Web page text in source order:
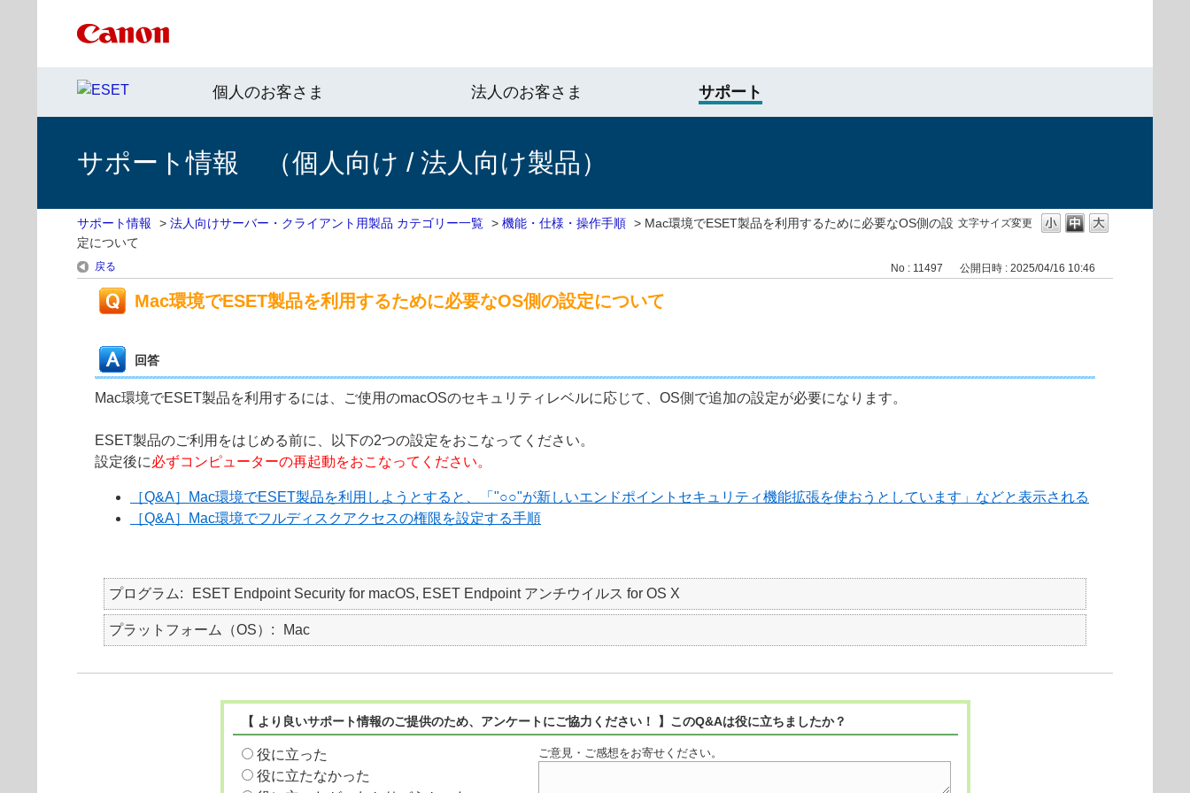
個人のお客さま 法人のお客さま サポート
サポート情報 （個人向け / 法人向け製品）
文字サイズ変更
サポート情報 > 法人向けサーバー・クライアント用製品 カテゴリー一覧 > 機能・仕様・操作手順 > Mac環境でESET製品を利用するために必要なOS側の設
定について
戻る No : 11497 公開日時 : 2025/04/16 10:46
Mac環境でESET製品を利用するために必要なOS側の設定について
回答
Mac環境でESET製品を利用するには、ご使用のmacOSのセキュリティレベルに応じて、OS側で追加の設定が必要になります。
ESET製品のご利用をはじめる前に、以下の2つの設定をおこなってください。
設定後に必ずコンピューターの再起動をおこなってください。
［Q&A］Mac環境でESET製品を利用しようとすると、「"○○"が新しいエンドポイントセキュリティ機能拡張を使おうとしています」などと表示される
［Q&A］Mac環境でフルディスクアクセスの権限を設定する手順
プログラム ESET Endpoint Security for macOS, ESET Endpoint アンチウイルス for OS X
プラットフォーム（OS） Mac
【 より良いサポート情報のご提供のため、アンケートにご協力ください！ 】このQ&Aは役に立ちましたか？
役に立った
役に立たなかった
ご意見・ご感想をお寄せください。